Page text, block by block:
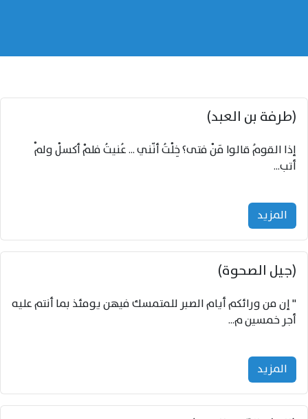
(طرفة بن العبد)
إذا القومُ قالوا مَنْ فتى؟ خِلْتُ أنّني ... عُنيتُ فلمْ أكسلْ ولمْ
أتب...
المزید
(جيل الصحوة)
" إن من ورائكم أيام الصبر للمتمسك فيهن يومئذ بما أنتم عليه
أجر خمسين م...
المزید